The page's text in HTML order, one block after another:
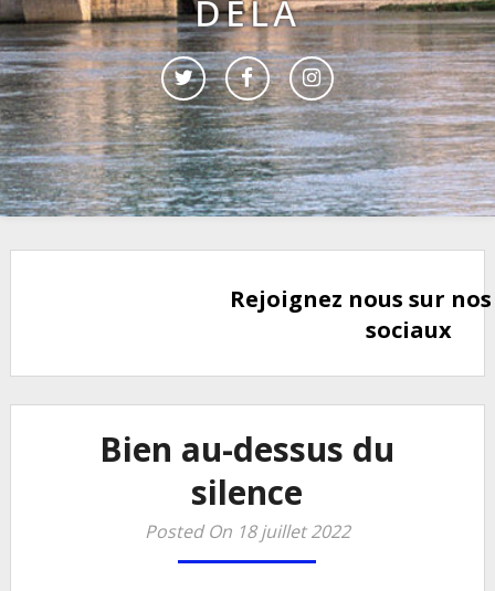
DELÀ
Rejoignez nous sur
sociaux
Bien au-dessus du
silence
Posted On 18 juillet 2022